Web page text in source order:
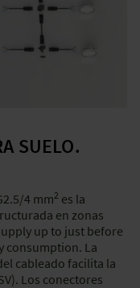
SUELO.
4 mm2 es la
en zonas
up to just before
consumption. La
cableado facilita la
Los conectores